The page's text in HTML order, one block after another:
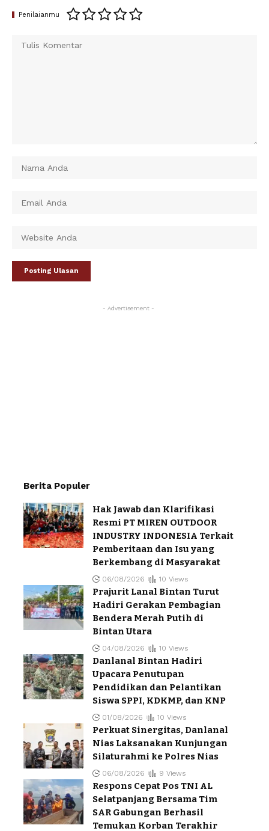
Penilaianmu
- Advertisement -
Berita Populer
Hak Jawab dan Klarifikasi
Resmi PT MIREN OUTDOOR
INDUSTRY INDONESIA Terkait
Pemberitaan dan Isu yang
Berkembang di Masyarakat
06/08/2026 10 Views
Prajurit Lanal Bintan Turut
Hadiri Gerakan Pembagian
Bendera Merah Putih di
Bintan Utara
04/08/2026 10 Views
Danlanal Bintan Hadiri
Upacara Penutupan
Pendidikan dan Pelantikan
Siswa SPPI, KDKMP, dan KNP
01/08/2026 10 Views
Perkuat Sinergitas, Danlanal
Nias Laksanakan Kunjungan
Silaturahmi ke Polres Nias
06/08/2026 9 Views
Respons Cepat Pos TNI AL
Selatpanjang Bersama Tim
SAR Gabungan Berhasil
Temukan Korban Terakhir